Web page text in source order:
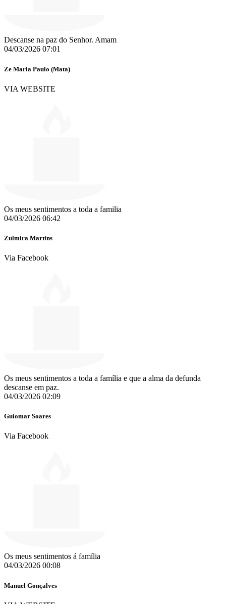
Descanse na paz do Senhor. Amam
04/03/2026 07:01
Ze Maria Paulo (Mata)
VIA WEBSITE
Os meus sentimentos a toda a familia
04/03/2026 06:42
Zulmira Martins
Via Facebook
Os meus sentimentos a toda a família e que a alma da defunda
descanse em paz.
04/03/2026 02:09
Guiomar Soares
Via Facebook
Os meus sentimentos á família
04/03/2026 00:08
Manuel Gonçalves